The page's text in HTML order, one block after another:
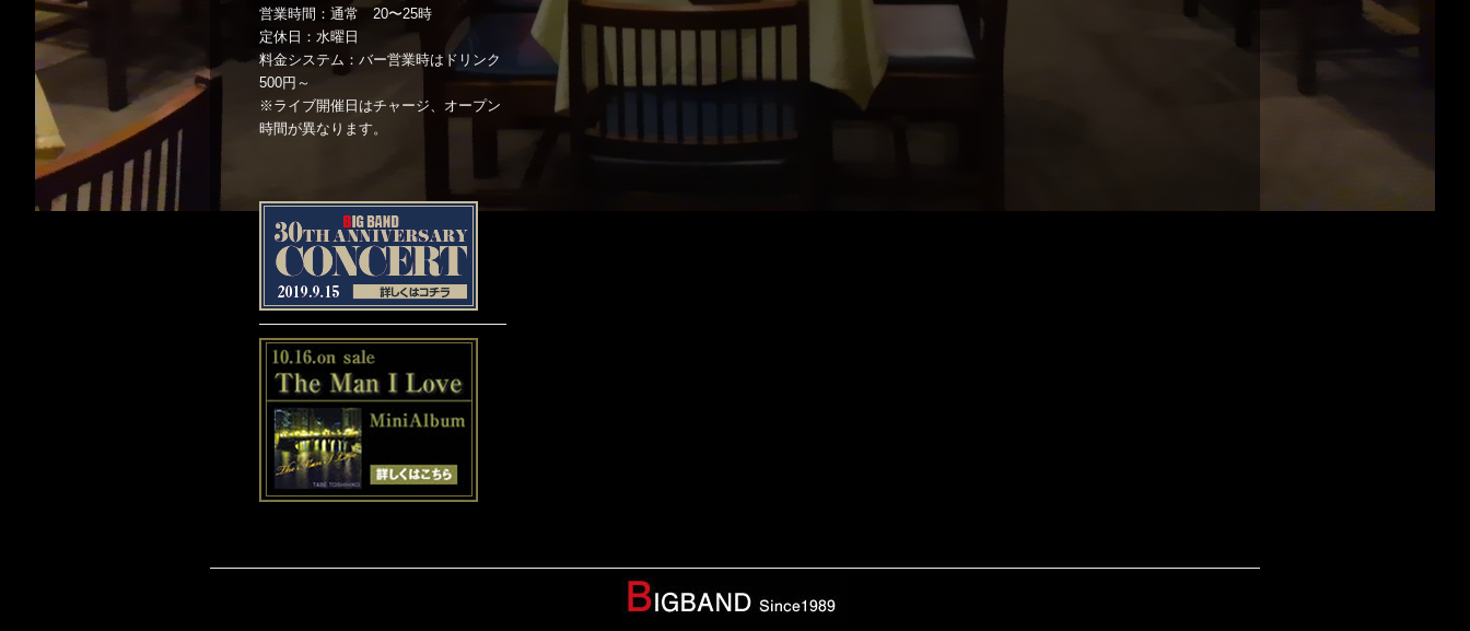
営業時間：通常 20〜25時
定休日：水曜日
料金システム：バー営業時はドリンク
500円～
※ライブ開催日はチャージ、オープン
時間が異なります。